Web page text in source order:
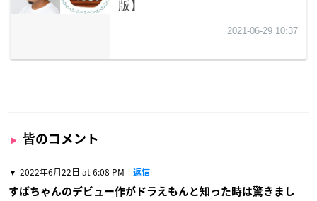
皆のコメント
2022年6月22日 at 6:08 PM 返信
すばちゃんのデビュー作がドラえもんと知った時は驚きまし